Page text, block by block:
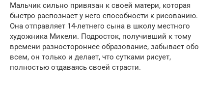
Мальчик сильно привязан к своей матери, которая
быстро распознает у него способности к рисованию.
Она отправляет 14-летнего сына в школу местного
художника Микели. Подросток, получивший к тому
времени разностороннее образование, забывает обо
всем, он только и делает, что сутками рисует,
полностью отдаваясь своей страсти.